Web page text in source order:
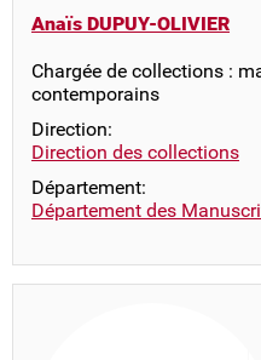
Anaïs DUPUY-OLIVIER
Chargée de collections :
contemporains
Direction:
Direction des collections
Département:
Département des